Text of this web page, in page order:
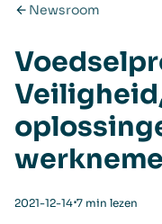
Newsroom
2021-12-14⋅7 min lezen